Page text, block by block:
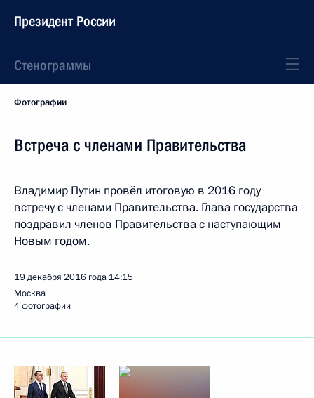
Президент России
Стенограммы
Фотографии
Встреча с членами Правительства
Владимир Путин провёл итоговую в 2016 году
встречу с членами Правительства. Глава государства
поздравил членов Правительства с наступающим
Новым годом.
19 декабря 2016 года 14:15
Москва
4 фотографии